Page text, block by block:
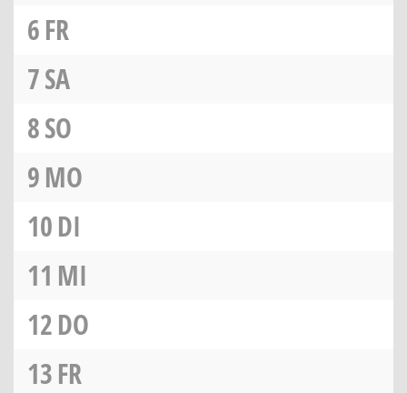
6FR
7SA
8SO
9MO
10DI
11 MI
12DO
13FR